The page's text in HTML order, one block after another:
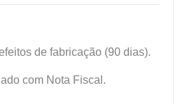
de fabricação (90 dias).
com Nota Fiscal.